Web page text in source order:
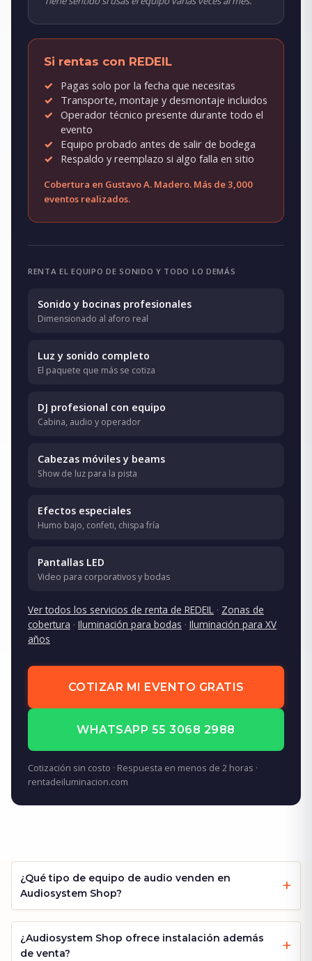
Si rentas con REDEIL
Pagas solo por la fecha que necesitas
Transporte, montaje y desmontaje incluidos
Operador técnico presente durante todo el
evento
Equipo probado antes de salir de bodega
Respaldo y reemplazo si algo falla en sitio
Cobertura en Gustavo A. Madero. Más de 3,000
eventos realizados.
RENTA EL EQUIPO DE SONIDO Y TODO LO DEMÁS
Sonido y bocinas profesionales
Dimensionado al aforo real
Luz y sonido completo
El paquete que más se cotiza
DJ profesional con equipo
Cabina, audio y operador
Cabezas móviles y beams
Show de luz para la pista
Efectos especiales
Humo bajo, confeti, chispa fría
Pantallas LED
Video para corporativos y bodas
Ver todos los servicios de renta de REDEIL · Zonas de
cobertura · Iluminación para bodas · Iluminación para XV
años
COTIZAR MI EVENTO GRATIS
WHATSAPP 55 3068 2988
Cotización sin costo · Respuesta en menos de 2 horas ·
rentadeiluminacion.com
¿Qué tipo de equipo de audio venden en
Audiosystem Shop?
¿Audiosystem Shop ofrece instalación además
de venta?